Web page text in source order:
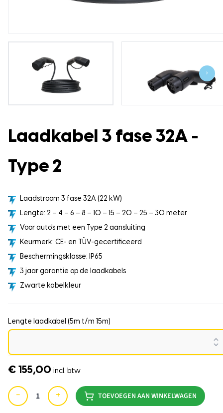
›
Laadkabel 3 fase 32A -
Type 2
Laadstroom 3 fase 32A (22 kW)
Lengte: 2 – 4 – 6 – 8 – 10 – 15 – 20 – 25 – 30 meter
Voor auto's met een Type 2 aansluiting
Keurmerk: CE- en TÜV-gecertificeerd
Beschermingsklasse: IP65
3 jaar garantie op de laadkabels
Zwarte kabelkleur
Lengte laadkabel (5m t/m 15m)
€ 155,00 incl. btw
− + TOEVOEGEN AAN WINKELWAGEN